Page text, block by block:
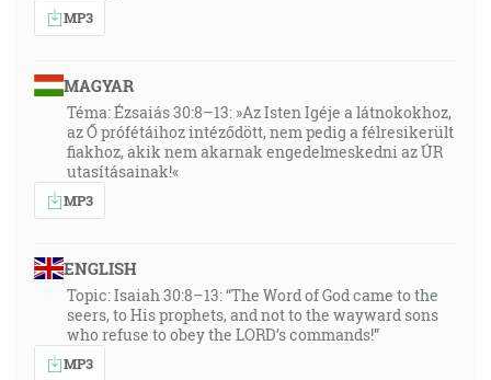
MP3
MAGYAR
Téma: Ézsaiás 30:8–13: »Az Isten Igéje a látnokokhoz,
az Ő prófétáihoz intéződött, nem pedig a félresikerült
fiakhoz, akik nem akarnak engedelmeskedni az ÚR
utasításainak!«
MP3
ENGLISH
Topic: Isaiah 30:8–13: “The Word of God came to the
seers, to His prophets, and not to the wayward sons
who refuse to obey the LORD’s commands!”
MP3